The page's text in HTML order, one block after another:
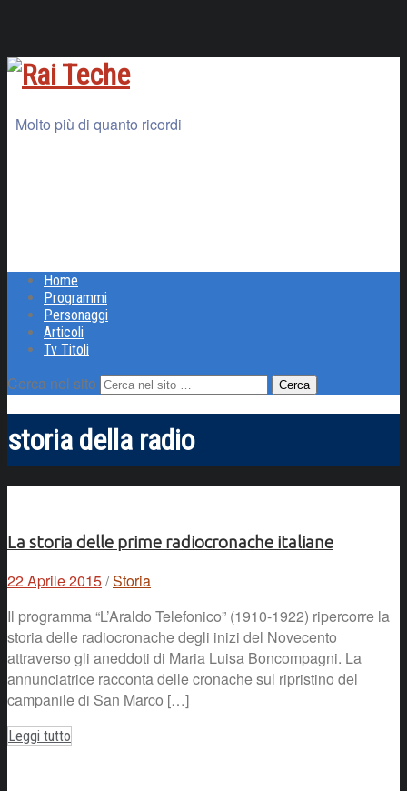
Molto più di quanto ricordi
Home
Programmi
Personaggi
Articoli
Tv Titoli
Cerca nel sito
storia della radio
La storia delle prime radiocronache italiane
22 Aprile 2015/Storia
Il programma “L’Araldo Telefonico” (1910-1922) ripercorre la
storia delle radiocronache degli inizi del Novecento
attraverso gli aneddoti di Maria Luisa Boncompagni. La
annunciatrice racconta delle cronache sul ripristino del
campanile di San Marco […]
Leggi tutto